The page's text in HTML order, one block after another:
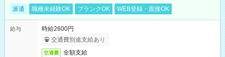
派遣 職種未経験OK ブランクOK WEB登録・面接OK
給与
時給2600円
交通費別途支給あり
交通費 全額支給